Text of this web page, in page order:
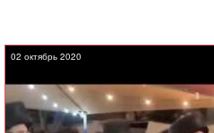
02 октябрь 2020